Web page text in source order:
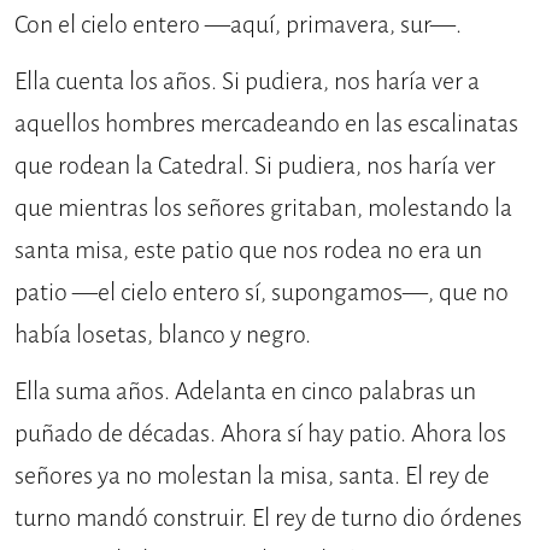
Con el cielo entero —aquí, primavera, sur—.
Ella cuenta los años. Si pudiera, nos haría ver a
aquellos hombres mercadeando en las escalinatas
que rodean la Catedral. Si pudiera, nos haría ver
que mientras los señores gritaban, molestando la
santa misa, este patio que nos rodea no era un
patio —el cielo entero sí, supongamos—, que no
había losetas, blanco y negro.
Ella suma años. Adelanta en cinco palabras un
puñado de décadas. Ahora sí hay patio. Ahora los
señores ya no molestan la misa, santa. El rey de
turno mandó construir. El rey de turno dio órdenes